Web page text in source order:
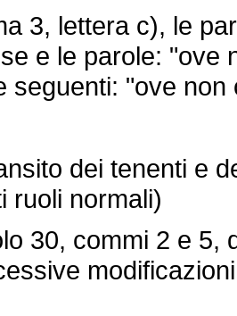
3, lettera c), le
e le parole: "ove
seguenti: "ove
dei tenenti e
ruoli normali)
30, commi 2 e 5,